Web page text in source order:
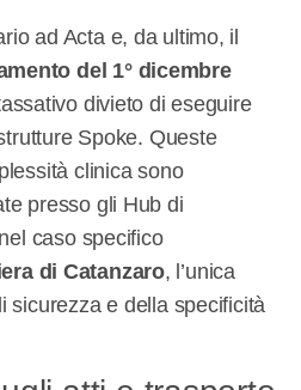
ad Acta e, da ultimo, il
del 1° dicembre
divieto di eseguire
Spoke. Queste
clinica sono
presso gli Hub di
caso specifico
di Catanzaro, l’unica
sicurezza e della specificità